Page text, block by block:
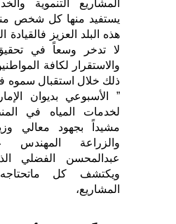
المشاريع التنموية
يستفيد منها كل شخص
هذه البلد العزيز فالقيادة
لا تدخر وسعاً في
والاستقرار لكافة
ذلك خلال استقبال سموه
” الأسبوعي بديوان
لخدمات المياه في
مشيداً بجهود معالي
والزراعة المهندس
عبدالمحسن الفضلي
ويكتشف كل
المشاريع،